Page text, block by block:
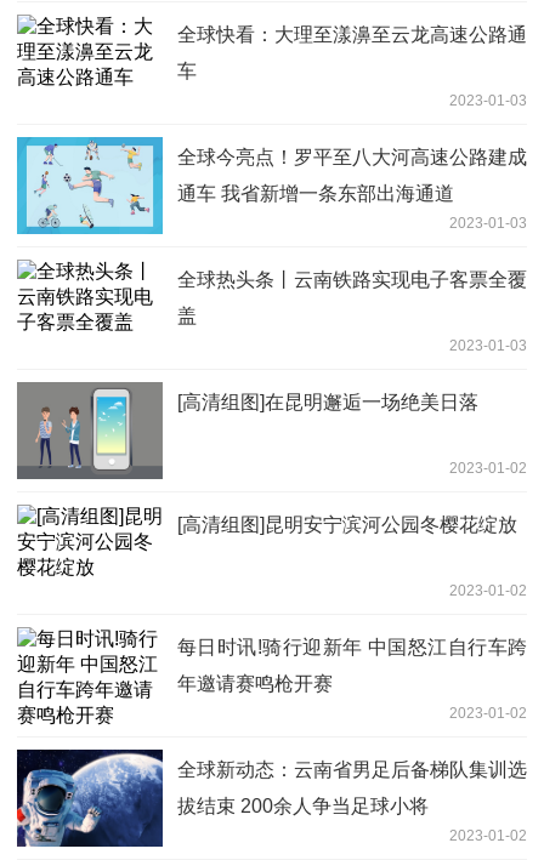
全球快看：大理至漾濞至云龙高速公路通
车
2023-01-03
全球今亮点！罗平至八大河高速公路建成
通车 我省新增一条东部出海通道
2023-01-03
全球热头条丨云南铁路实现电子客票全覆
盖
2023-01-03
[高清组图]在昆明邂逅一场绝美日落
2023-01-02
[高清组图]昆明安宁滨河公园冬樱花绽放
2023-01-02
每日时讯!骑行迎新年 中国怒江自行车跨
年邀请赛鸣枪开赛
2023-01-02
全球新动态：云南省男足后备梯队集训选
拔结束 200余人争当足球小将
2023-01-02